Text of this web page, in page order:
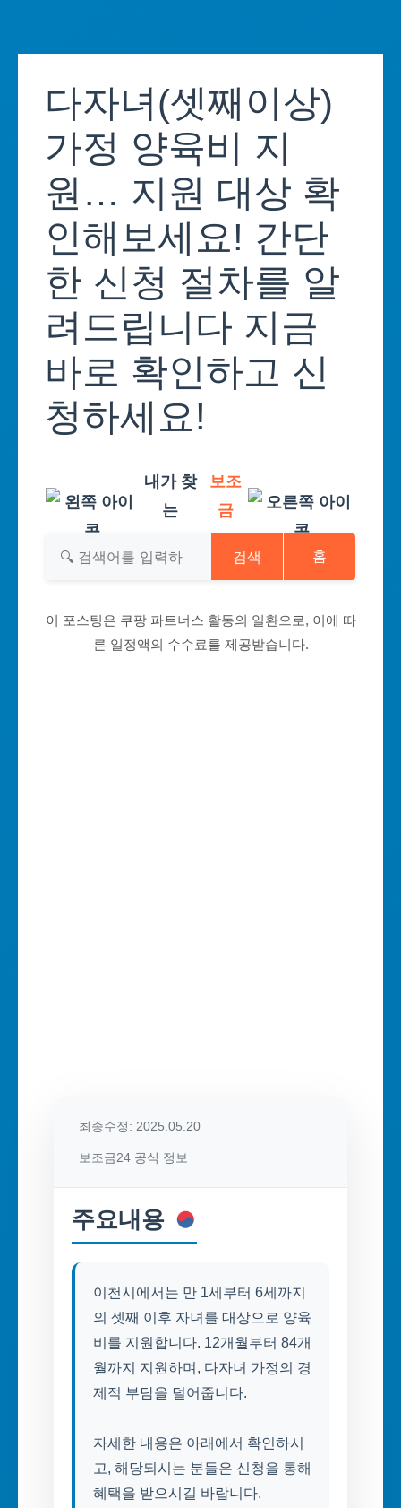
다자녀(셋째이상)
가정 양육비 지
원… 지원 대상 확
인해보세요! 간단
한 신청 절차를 알
려드립니다 지금
바로 확인하고 신
청하세요!
내가 찾
는
보조
금
검색 홈
이 포스팅은 쿠팡 파트너스 활동의 일환으로, 이에 따
른 일정액의 수수료를 제공받습니다.
최종수정: 2025.05.20
보조금24 공식 정보
주요내용
이천시에서는 만 1세부터 6세까지
의 셋째 이후 자녀를 대상으로 양육
비를 지원합니다. 12개월부터 84개
월까지 지원하며, 다자녀 가정의 경
제적 부담을 덜어줍니다.
자세한 내용은 아래에서 확인하시
고, 해당되시는 분들은 신청을 통해
혜택을 받으시길 바랍니다.